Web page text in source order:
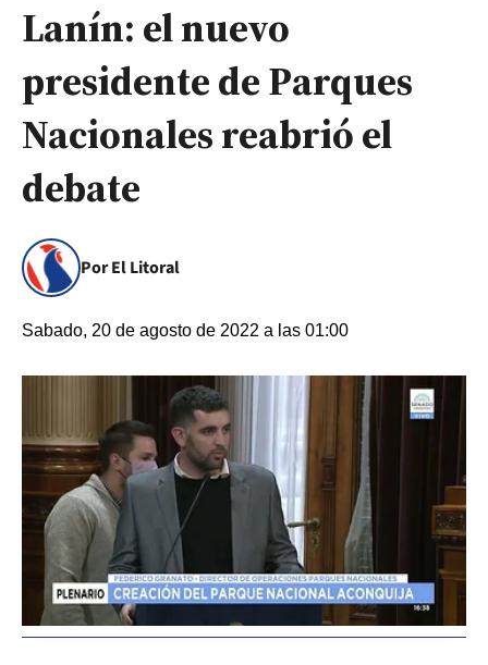
Lanín: el nuevo
presidente de Parques
Nacionales reabrió el
debate
Por El Litoral
Sabado, 20 de agosto de 2022 a las 01:00